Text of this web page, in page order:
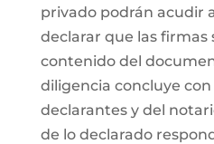
privado podrán acudir
declarar que las firmas
contenido del
diligencia concluye
declarantes y del
de lo declarado